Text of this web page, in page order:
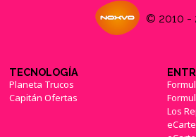
¿Llegarán los juegos de
Pass? Microsoft deja clara su
Activision es consciente del
© 2010 -
TECNOLOGÍA
Planeta Trucos
Capitán Ofertas
Los